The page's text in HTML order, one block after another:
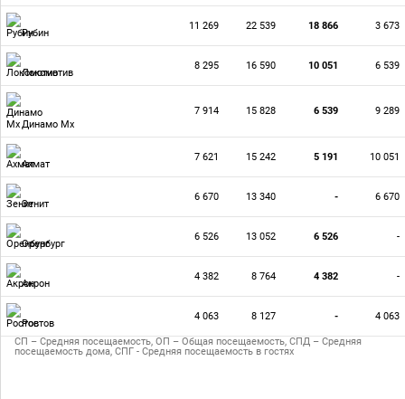
Рубин
11 269 22 539 18 866 3 673
Локомотив
8 295 16 590 10 051 6 539
Динамо Мх
7 914 15 828 6 539 9 289
Ахмат
7 621 15 242 5 191 10 051
Зенит
6 670 13 340 - 6 670
Оренбург
6 526 13 052 6 526 -
Акрон
4 382 8 764 4 382 -
Ростов
4 063 8 127 - 4 063
СП – Средняя посещаемость, ОП – Общая посещаемость, СПД – Средняя
посещаемость дома, СПГ - Средняя посещаемость в гостях